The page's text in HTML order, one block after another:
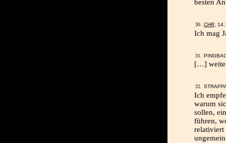
besten
CHR ,
Ich mag
[…]
Ich
warum
sollen,
führen,
relativiert